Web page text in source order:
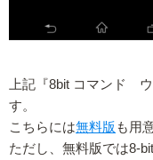
上記『8bit コマンド
す。
こちらには無料版 も用
ただし、無料版では8-